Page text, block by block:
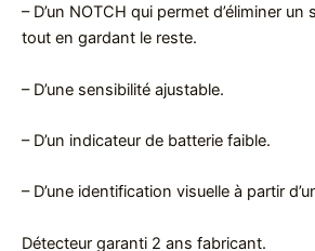
– D’un NOTCH qui permet d’éliminer
tout en gardant le reste.
– D’une sensibilité ajustable.
– D’un indicateur de batterie faible.
– D’une identification visuelle à partir
Détecteur garanti 2 ans fabricant.